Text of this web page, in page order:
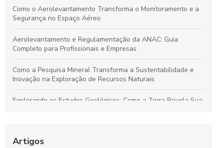
Como o Aerolevantamento Transforma o Monitoramento e a
Segurança no Espaço Aéreo
Aerolevantamento e Regulamentação da ANAC: Guia
Completo para Profissionais e Empresas
Como a Pesquisa Mineral Transforma a Sustentabilidade e
Inovação na Exploração de Recursos Naturais
Explorando os Estudos Geológicos: Como a Terra Revela Sua
revoluciona a coleta de dados em múltiplos setores
Artigos